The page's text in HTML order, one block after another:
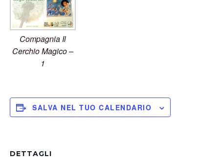
Compagnia Il
Cerchio Magico –
1
SALVA NEL TUO CALENDARIO
DETTAGLI